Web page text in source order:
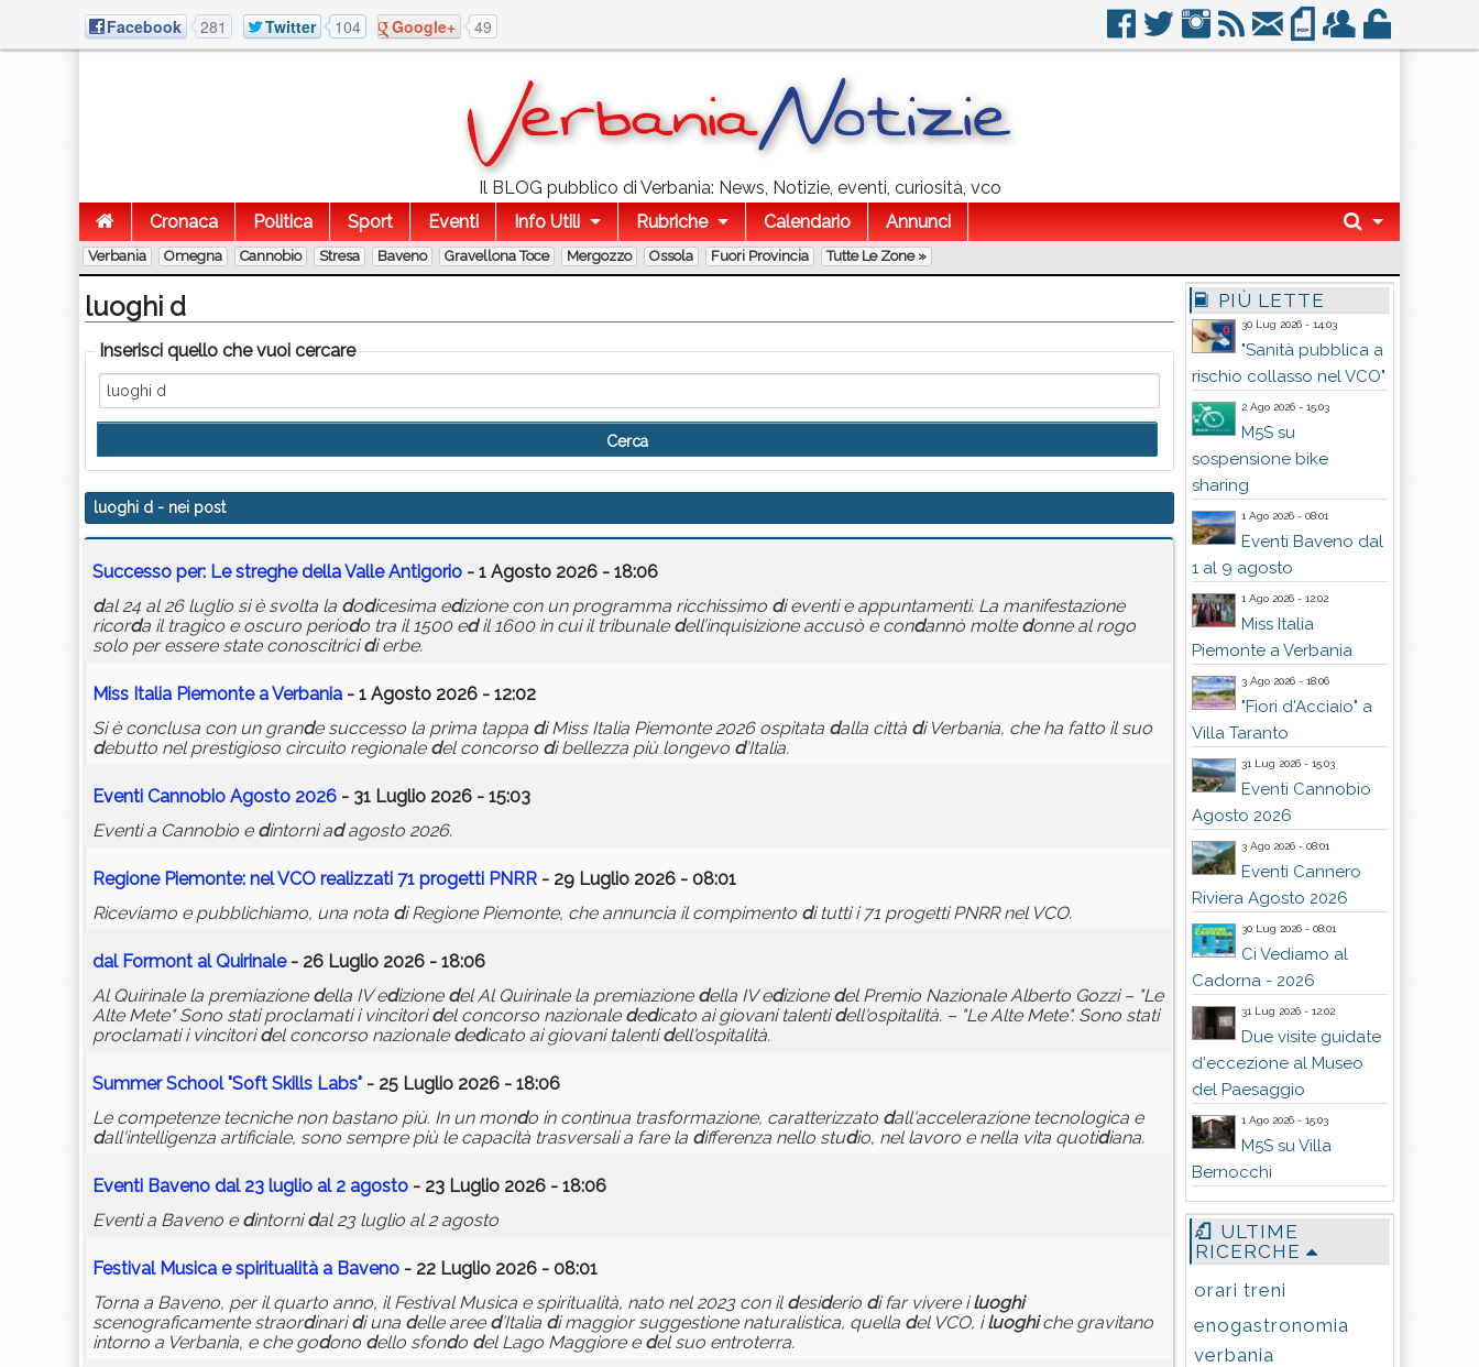
Facebook 281 Twitter 104 Google+ 49
Il BLOG pubblico di Verbania: News, Notizie, eventi, curiosità, vco
Cronaca
Politica Sport Eventi Info Utili Rubriche Calendario Annunci
Verbania Omegna Cannobio Stresa Baveno Gravellona Toce Mergozzo Ossola Fuori Provincia Tutte Le Zone »
luoghi d
Inserisci quello che vuoi cercare
luoghi d - nei post
Successo per: Le streghedella Valle Antigorio - 1 Agosto 2026 - 18:06
dal 24 al 26 luglio si è svolta la dodicesima edizione con un programma ricchissimo di eventi e appuntamenti. La manifestazione
ricorda il tragico e oscuro periodo tra il 1500 edil 1600 in cui il tribunale dell’inquisizione accusò e condannò molte donne al rogo
solo per essere state conoscitricidi erbe.
Miss Italia Piemonte a Verbania - 1 Agosto 2026 - 12:02
Si è conclusa con un grande successo la prima tappa di Miss Italia Piemonte 2026 ospitata dalla città di Verbania, che ha fatto il suo
debutto nel prestigioso circuito regionale del concorso di bellezza più longevo d’Italia.
Eventi Cannobio Agosto 2026 - 31 Luglio 2026 - 15:03
Eventi a Cannobio e dintorni adagosto 2026.
Regione Piemonte: nel VCO realizzati 71 progetti PNRR - 29 Luglio 2026 - 08:01
Riceviamo e pubblichiamo, una nota di Regione Piemonte, che annuncia il compimento di tutti i 71 progetti PNRR nel VCO.
dal Formont al Quirinale- 26 Luglio 2026 - 18:06
Al Quirinale la premiazione della IV edizione del Al Quirinale la premiazione della IV edizione del Premio Nazionale Alberto Gozzi – "Le
Alte Mete" Sono stati proclamati i vincitoridel concorso nazionale dedicato ai giovani talentidell'ospitalità. – "Le Alte Mete". Sono stati
proclamati i vincitoridel concorso nazionale dedicato ai giovani talentidell'ospitalità.
Summer School "Soft Skills Labs" - 25 Luglio 2026 - 18:06
Le competenze tecniche non bastano più. In un mondo in continua trasformazione, caratterizzato dall'accelerazione tecnologica e
dall'intelligenza artificiale, sono sempre più le capacità trasversali a fare la differenza nello studio, nel lavoro e nella vita quotidiana.
Eventi Baveno dal 23 luglio al 2 agosto - 23 Luglio 2026 - 18:06
Eventi a Baveno e dintornidal 23 luglio al 2 agosto
Festival Musica e spiritualità a Baveno - 22 Luglio 2026 - 08:01
Torna a Baveno, per il quarto anno, il Festival Musica e spiritualità, nato nel 2023 con ildesiderio di far vivere iluoghi
scenograficamente straordinaridi una delle aree d’Italia di maggior suggestione naturalistica, quella del VCO, iluoghiche gravitano
intorno a Verbania, e che godono dello sfondo del Lago Maggiore e del suo entroterra.
PIÙ LETTE
30 Lug 2026 - 14:03
"Sanità pubblica a
rischio collasso nel VCO"
2 Ago 2026 - 15:03
M5S su
sospensione bike
sharing
1 Ago 2026 - 08:01
Eventi Baveno dal
1 al 9 agosto
1 Ago 2026 - 12:02
Miss Italia
Piemonte a Verbania
3 Ago 2026 - 18:06
"Fiori d'Acciaio" a
Villa Taranto
31 Lug 2026 - 15:03
Eventi Cannobio
Agosto 2026
3 Ago 2026 - 08:01
Eventi Cannero
Riviera Agosto 2026
30 Lug 2026 - 08:01
Ci Vediamo al
Cadorna - 2026
31 Lug 2026 - 12:02
Due visite guidate
d'eccezione al Museo
del Paesaggio
1 Ago 2026 - 15:03
M5S su Villa
Bernocchi
ULTIME
RICERCHE
orari treni
enogastronomia
verbania